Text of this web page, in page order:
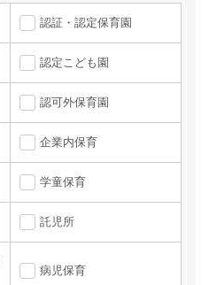
認証・認定保育園
認定こども園
認可外保育園
企業内保育
学童保育
託児所
病児保育